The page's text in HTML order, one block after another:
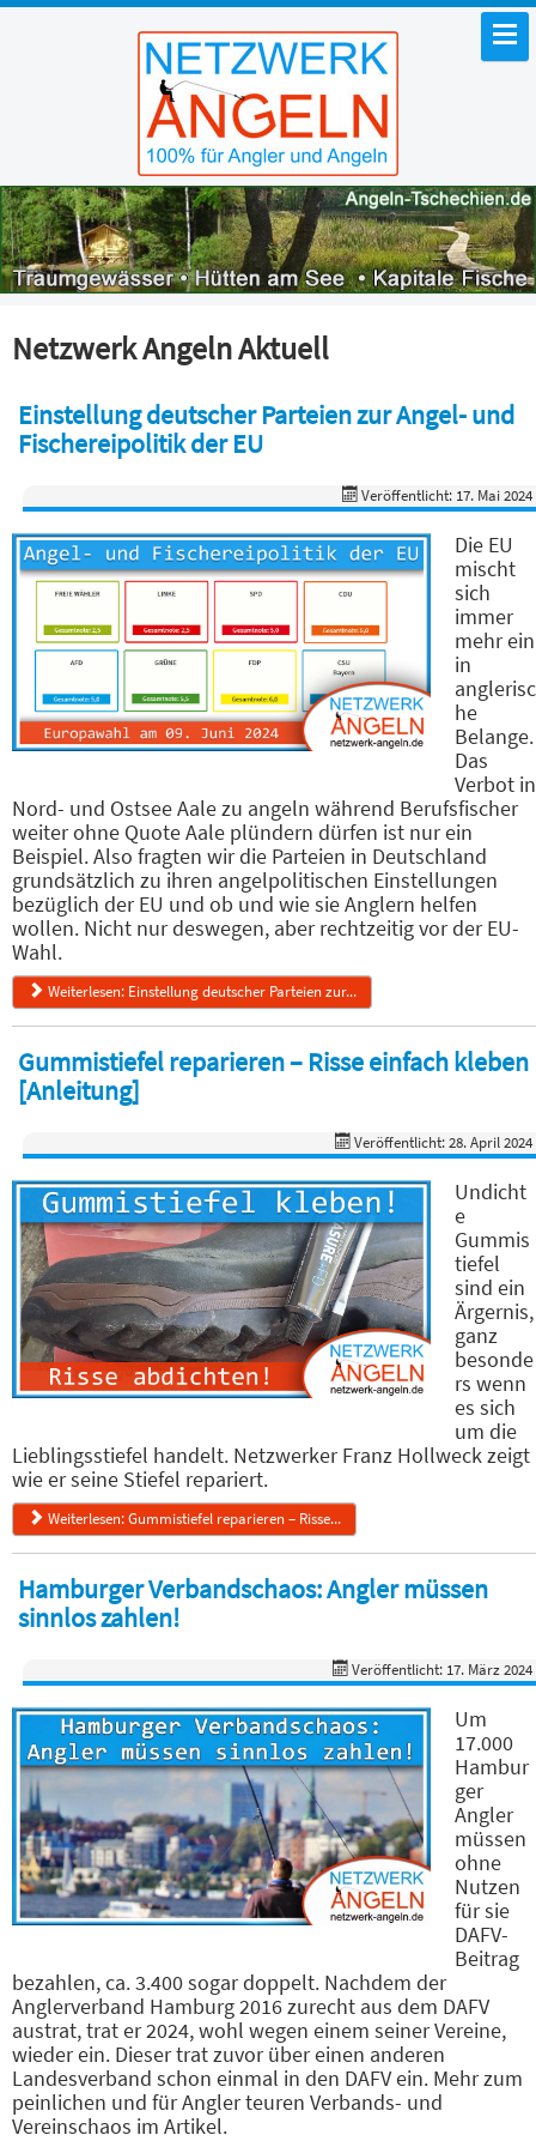
Netzwerk Angeln Aktuell
Einstellung deutscher Parteien zur Angel- und
Fischereipolitik der EU
Veröffentlicht: 17. Mai 2024
Die EU
mischt
sich
immer
mehr ein
in
anglerisc
he
Belange.
Das
Verbot in
Nord- und Ostsee Aale zu angeln während Berufsfischer
weiter ohne Quote Aale plündern dürfen ist nur ein
Beispiel. Also fragten wir die Parteien in Deutschland
grundsätzlich zu ihren angelpolitischen Einstellungen
bezüglich der EU und ob und wie sie Anglern helfen
wollen. Nicht nur deswegen, aber rechtzeitig vor der EU-
Wahl.
Weiterlesen: Einstellung deutscher Parteien zur...
Gummistiefel reparieren – Risse einfach kleben
[Anleitung]
Veröffentlicht: 28. April 2024
Undicht
e
Gummis
tiefel
sind ein
Ärgernis,
ganz
besonde
rs wenn
es sich
um die
Lieblingsstiefel handelt. Netzwerker Franz Hollweck zeigt
wie er seine Stiefel repariert.
Weiterlesen: Gummistiefel reparieren – Risse...
Hamburger Verbandschaos: Angler müssen
sinnlos zahlen!
Veröffentlicht: 17. März 2024
Um
17.000
Hambur
ger
Angler
müssen
ohne
Nutzen
für sie
DAFV-
Beitrag
bezahlen, ca. 3.400 sogar doppelt. Nachdem der
Anglerverband Hamburg 2016 zurecht aus dem DAFV
austrat, trat er 2024, wohl wegen einem seiner Vereine,
wieder ein. Dieser trat zuvor über einen anderen
Landesverband schon einmal in den DAFV ein. Mehr zum
peinlichen und für Angler teuren Verbands- und
Vereinschaos im Artikel.